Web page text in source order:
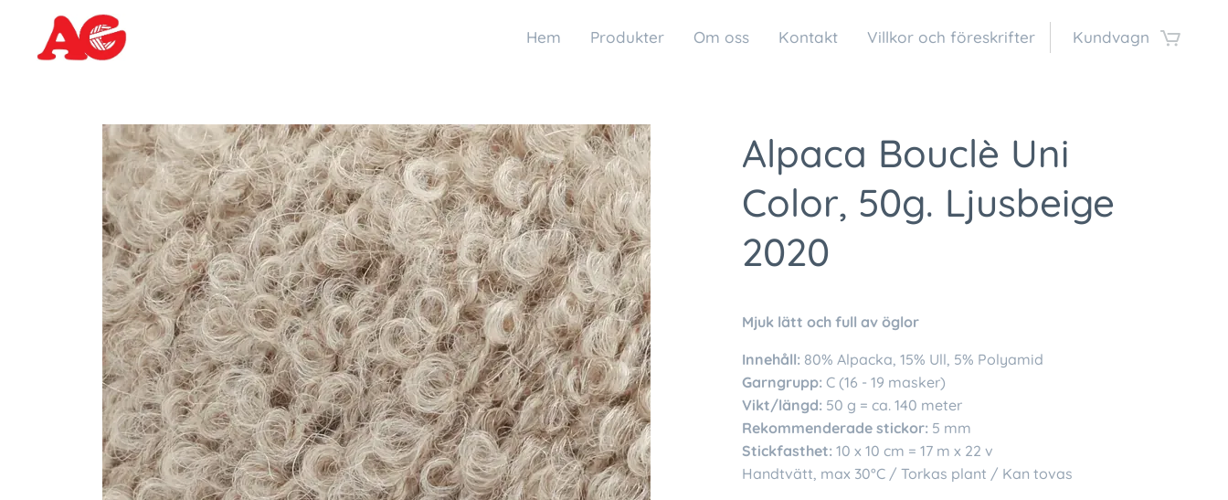
Hem Produkter Om oss Kontakt Villkor och föreskrifter Kundvagn
Alpaca Bouclè Uni
Color, 50g. Ljusbeige
2020
Mjuk lätt och full av öglor
Innehåll: 80% Alpacka, 15% Ull, 5% Polyamid
Garngrupp: C (16 - 19 masker)
Vikt/längd: 50 g = ca. 140 meter
Rekommenderade stickor: 5 mm
Stickfasthet: 10 x 10 cm = 17 m x 22 v
Handtvätt, max 30°C / Torkas plant / Kan tovas